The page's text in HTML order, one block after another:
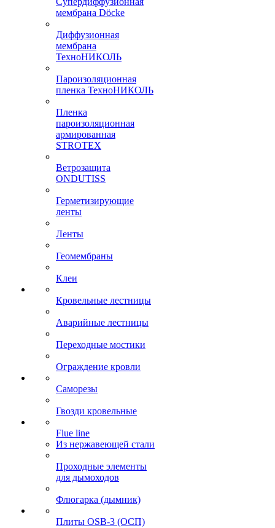
мембрана Döcke
Диффузионная
мембрана
ТехноНИКОЛЬ
Пароизоляционная
пленка ТехноНИКОЛЬ
Пленка
пароизоляционная
армированная
STROTEX
Ветрозащита
ONDUTISS
Герметизирующие
ленты
Ленты
Геомембраны
Клеи
Кровельные лестницы
Аварийные лестницы
Переходные мостики
Ограждение кровли
Саморезы
Гвозди кровельные
Flue line
Из нержавеющей стали
Проходные элементы
для дымоходов
Флюгарка (дымник)
Плиты OSB-3 (ОСП)